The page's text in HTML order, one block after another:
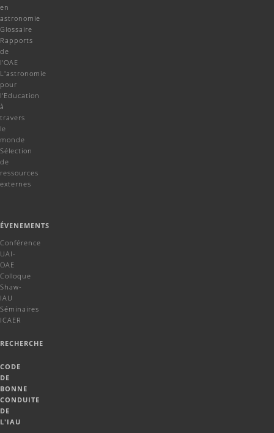
en
astronomie
Glossaire
Rapports
de
l'OAE
L'astronomie
pour
l'Education
à
travers
le
monde
Sélection
de
ressources
externes
ÉVENEMENTS
Conférence
UAI-
OAE
Colloque
Shaw-
IAU
Séminaires
ICAER
RECHERCHE
CODE
DE
BONNE
CONDUITE
DE
L'IAU